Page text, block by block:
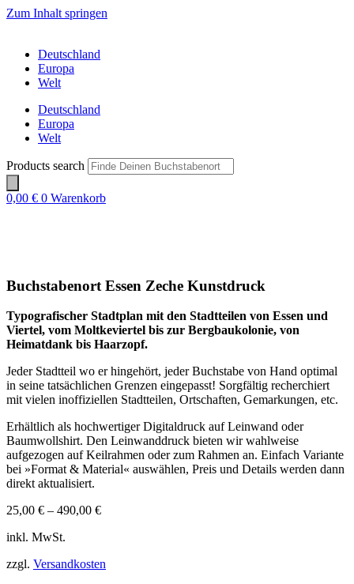
Zum Inhalt springen
Deutschland
Europa
Welt
Deutschland
Europa
Welt
Products search
0,00 € 0 Warenkorb
Buchstabenort Essen Zeche Kunstdruck
Typografischer Stadtplan mit den Stadtteilen von Essen und
Viertel, vom Moltkeviertel bis zur Bergbaukolonie, von
Heimatdank bis Haarzopf.
Jeder Stadtteil wo er hingehört, jeder Buchstabe von Hand optimal
in seine tatsächlichen Grenzen eingepasst! Sorgfältig recherchiert
mit vielen inoffiziellen Stadtteilen, Ortschaften, Gemarkungen, etc.
Erhältlich als hochwertiger Digitaldruck auf Leinwand oder
Baumwollshirt. Den Leinwanddruck bieten wir wahlweise
aufgezogen auf Keilrahmen oder zum Rahmen an. Einfach Variante
bei »Format & Material« auswählen, Preis und Details werden dann
direkt aktualisiert.
25,00 € – 490,00 €
inkl. MwSt.
zzgl. Versandkosten